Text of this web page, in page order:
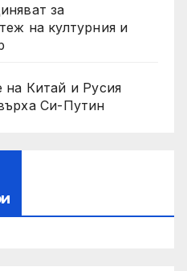
за
на културния и
на Китай и Русия
Си-Путин